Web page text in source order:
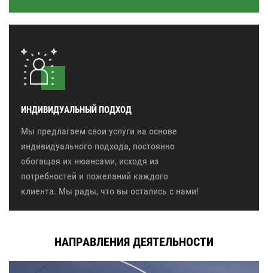
ИНДИВИДУАЛЬНЫЙ ПОДХОД
Мы предлагаем свои услуги на основе
индивидуального подхода, постоянно
обогащая их нюансами, исходя из
потребностей и пожеланий каждого
клиента. Мы рады, что вы остались с нами!
НАПРАВЛЕНИЯ ДЕЯТЕЛЬНОСТИ